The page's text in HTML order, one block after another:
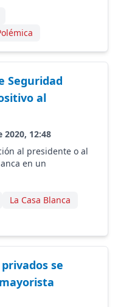
Seguridad
al
12:48
al presidente o al
en un
La Casa Blanca
se